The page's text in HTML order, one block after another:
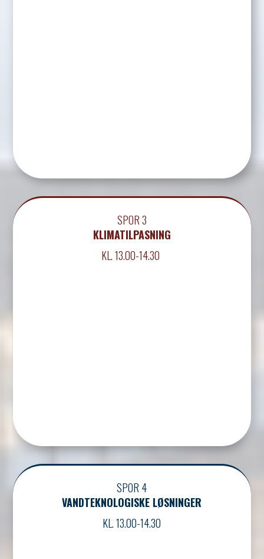
SPOR 3
KLIMATILPASNING
KL. 13.00-14.30
SPOR 4
VANDTEKNOLOGISKE LØSNINGER
KL. 13.00-14.30